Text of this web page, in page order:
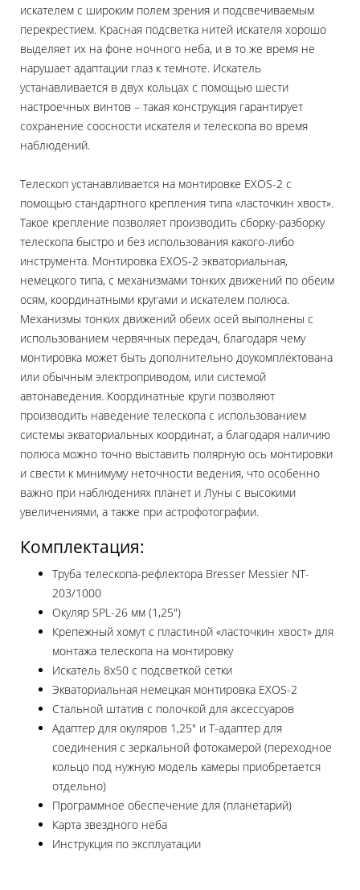
искателем с широким полем зрения и подсвечиваемым
перекрестием. Красная подсветка нитей искателя хорошо
выделяет их на фоне ночного неба, и в то же время не
нарушает адаптации глаз к темноте. Искатель
устанавливается в двух кольцах с помощью шести
настроечных винтов – такая конструкция гарантирует
сохранение соосности искателя и телескопа во время
наблюдений.
Телескоп устанавливается на монтировке EXOS-2 с
помощью стандартного крепления типа «ласточкин хвост».
Такое крепление позволяет производить сборку-разборку
телескопа быстро и без использования какого-либо
инструмента. Монтировка EXOS-2 экваториальная,
немецкого типа, с механизмами тонких движений по обеим
осям, координатными кругами и искателем полюса.
Механизмы тонких движений обеих осей выполнены с
использованием червячных передач, благодаря чему
монтировка может быть дополнительно доукомплектована
или обычным электроприводом, или системой
автонаведения. Координатные круги позволяют
производить наведение телескопа с использованием
системы экваториальных координат, а благодаря наличию
полюса можно точно выставить полярную ось монтировки
и свести к минимуму неточности ведения, что особенно
важно при наблюдениях планет и Луны с высокими
увеличениями, а также при астрофотографии.
Комплектация:
Труба телескопа-рефлектора Bresser Messier NT-
203/1000
Окуляр SPL-26 мм (1,25")
Крепежный хомут с пластиной «ласточкин хвост» для
монтажа телескопа на монтировку
Искатель 8х50 с подсветкой сетки
Экваториальная немецкая монтировка EXOS-2
Стальной штатив с полочкой для аксессуаров
Адаптер для окуляров 1,25" и Т-адаптер для
соединения с зеркальной фотокамерой (переходное
кольцо под нужную модель камеры приобретается
отдельно)
Программное обеспечение для (планетарий)
Карта звездного неба
Инструкция по эксплуатации